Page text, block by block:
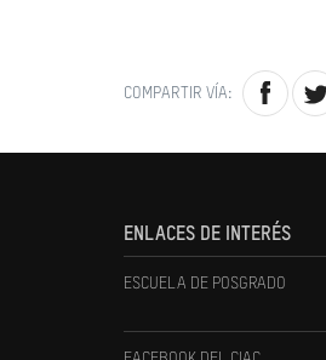
COMPARTIR VÍA:
ENLACES DE INTERÉS
ESCUELA DE POSGRADO